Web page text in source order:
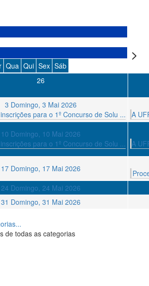
Qua Qui Sex Sáb
26
3 Domingo, 3 Mai 2026
para o 1º Concurso de Solu ...
A
10 Domingo, 10 Mai 2026
para o 1º Concurso de Solu ...
A
17 Domingo, 17 Mai 2026
24 Domingo, 24 Mai 2026
31 Domingo, 31 Mai 2026
de todas as categorias